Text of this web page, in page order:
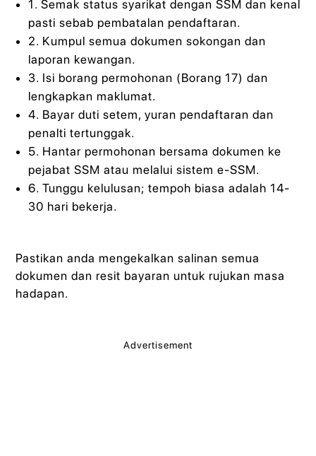
1. Semak status syarikat dengan SSM dan kenal
pasti sebab pembatalan pendaftaran.
2. Kumpul semua dokumen sokongan dan
laporan kewangan.
3. Isi borang permohonan (Borang 17) dan
lengkapkan maklumat.
4. Bayar duti setem, yuran pendaftaran dan
penalti tertunggak.
5. Hantar permohonan bersama dokumen ke
pejabat SSM atau melalui sistem e-SSM.
6. Tunggu kelulusan; tempoh biasa adalah 14-
30 hari bekerja.
Pastikan anda mengekalkan salinan semua
dokumen dan resit bayaran untuk rujukan masa
hadapan.
Advertisement